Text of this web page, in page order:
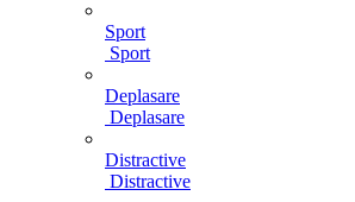
Sport
Sport
Deplasare
Deplasare
Distractive
Distractive